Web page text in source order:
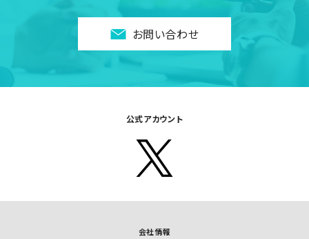
お問い合わせ
公式アカウント
会社情報